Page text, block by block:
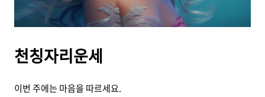
천칭자리운세
이번 주에는 마음을 따르세요.